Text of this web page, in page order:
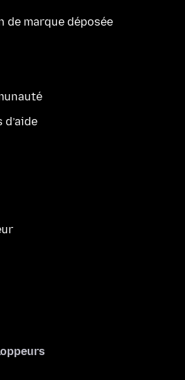
de marque déposée